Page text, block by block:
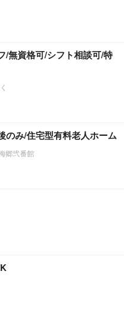
/無資格可/シフト相談可/特
のみ/住宅型有料老人ホーム
郷弐番館